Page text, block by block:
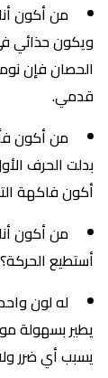
من أكون
ويكون حذائي
الحصان فإن
قدمي.
من أكون
بدلت الحرف
أكون فاكهة
من أكون
أستطيع
له لون
يطير بسهولة
يسبب أي ضرر